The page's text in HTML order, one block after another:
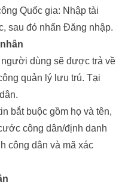
Quốc gia: Nhập tài
sau đó nhấn Đăng nhập.
dùng sẽ được trả về
quản lý lưu trú. Tại
bắt buộc gồm họ và tên,
công dân/định danh
công dân và mã xác